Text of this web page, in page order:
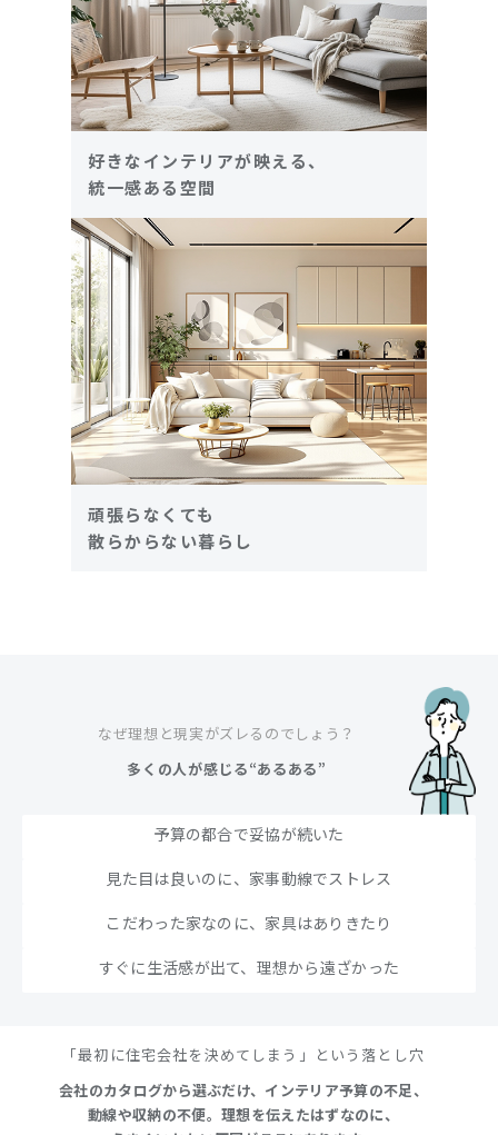
好きなインテリアが映える、
統一感ある空間
頑張らなくても
散らからない暮らし
なぜ理想と現実がズレるのでしょう？
多くの人が感じる“あるある”
予算の都合で妥協が続いた
見た目は良いのに、家事動線でストレス
こだわった家なのに、家具はありきたり
すぐに生活感が出て、理想から遠ざかった
「最初に住宅会社を決めてしまう」という落とし穴
会社のカタログから選ぶだけ、インテリア予算の不足、
動線や収納の不便。理想を伝えたはずなのに、